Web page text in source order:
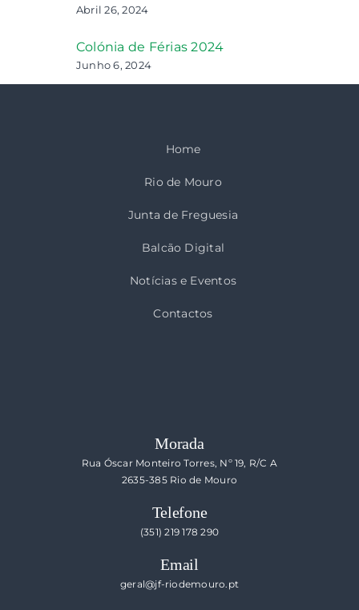
Abril 26, 2024
Colónia de Férias 2024
Junho 6, 2024
Home
Rio de Mouro
Junta de Freguesia
Balcão Digital
Notícias e Eventos
Contactos
Morada
Rua Óscar Monteiro Torres, Nº 19, R/C A
2635-385 Rio de Mouro
Telefone
(351) 219 178 290
Email
geral@jf-riodemouro.pt